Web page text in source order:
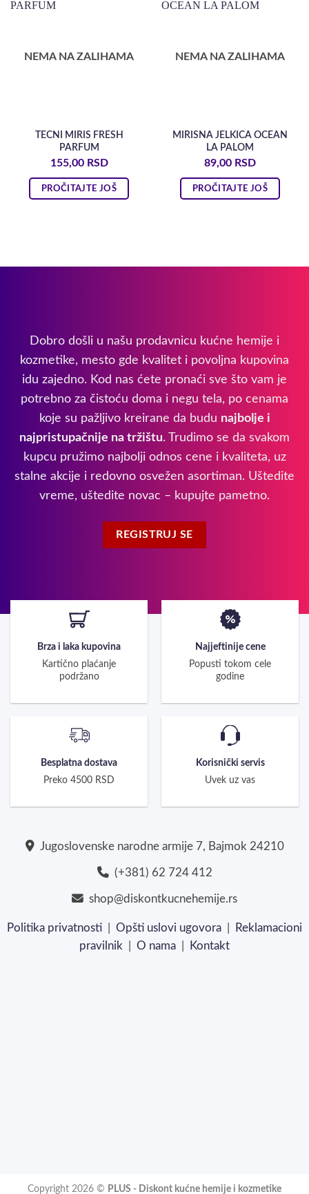
NEMA NA ZALIHAMA
TECNI MIRIS FRESH
PARFUM
155,00 RSD
PROČITAJTE JOŠ
NEMA NA ZALIHAMA
MIRISNA JELKICA OCEAN
LA PALOM
89,00 RSD
PROČITAJTE JOŠ
Dobro došli u našu prodavnicu kućne hemije i
kozmetike, mesto gde kvalitet i povoljna kupovina
idu zajedno. Kod nas ćete pronaći sve što vam je
potrebno za čistoću doma i negu tela, po cenama
koje su pažljivo kreirane da budu najbolje i
najpristupačnije na tržištu. Trudimo se da svakom
kupcu pružimo najbolji odnos cene i kvaliteta, uz
stalne akcije i redovno osvežen asortiman. Uštedite
vreme, uštedite novac – kupujte pametno.
REGISTRUJ SE
Brza i laka kupovina
Kartično plaćanje
podržano
Najjeftinije cene
Popusti tokom cele
godine
Besplatna dostava
Preko 4500 RSD
Korisnički servis
Uvek uz vas
Jugoslovenske narodne armije 7, Bajmok 24210
(+381) 62 724 412
shop@diskontkucnehemije.rs
Politika privatnosti Opšti uslovi ugovora
Reklamacioni
pravilnik
O nama Kontakt
Copyright 2026 © PLUS - Diskont kućne hemije i kozmetike